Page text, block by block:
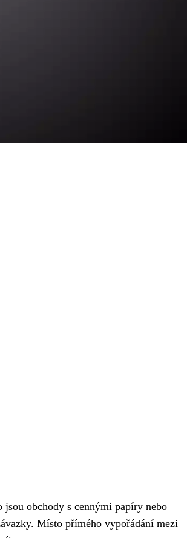
obchody s cennými papíry nebo
Místo přímého vypořádání mezi